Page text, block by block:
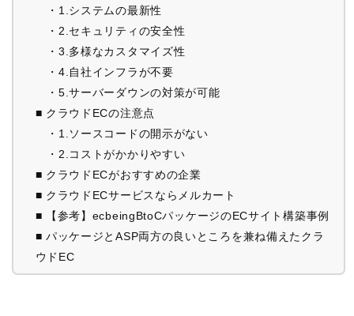
・1.システムの最新性
・2.セキュリティの安全性
・3.多様なカスタマイズ性
・4.自社インフラが不要
・5.サーバーダウンの対策が可能
■ クラウドECの注意点
・1.ソースコードの開示がない
・2.コストがかかりやすい
■ クラウドECがおすすめの企業
■ クラウドECサービスならメルカート
■ 【参考】ecbeingBtoCパッケージのECサイト構築事例
■ パッケージとASP両方の良いところを兼ね備えたクラ
ウドEC